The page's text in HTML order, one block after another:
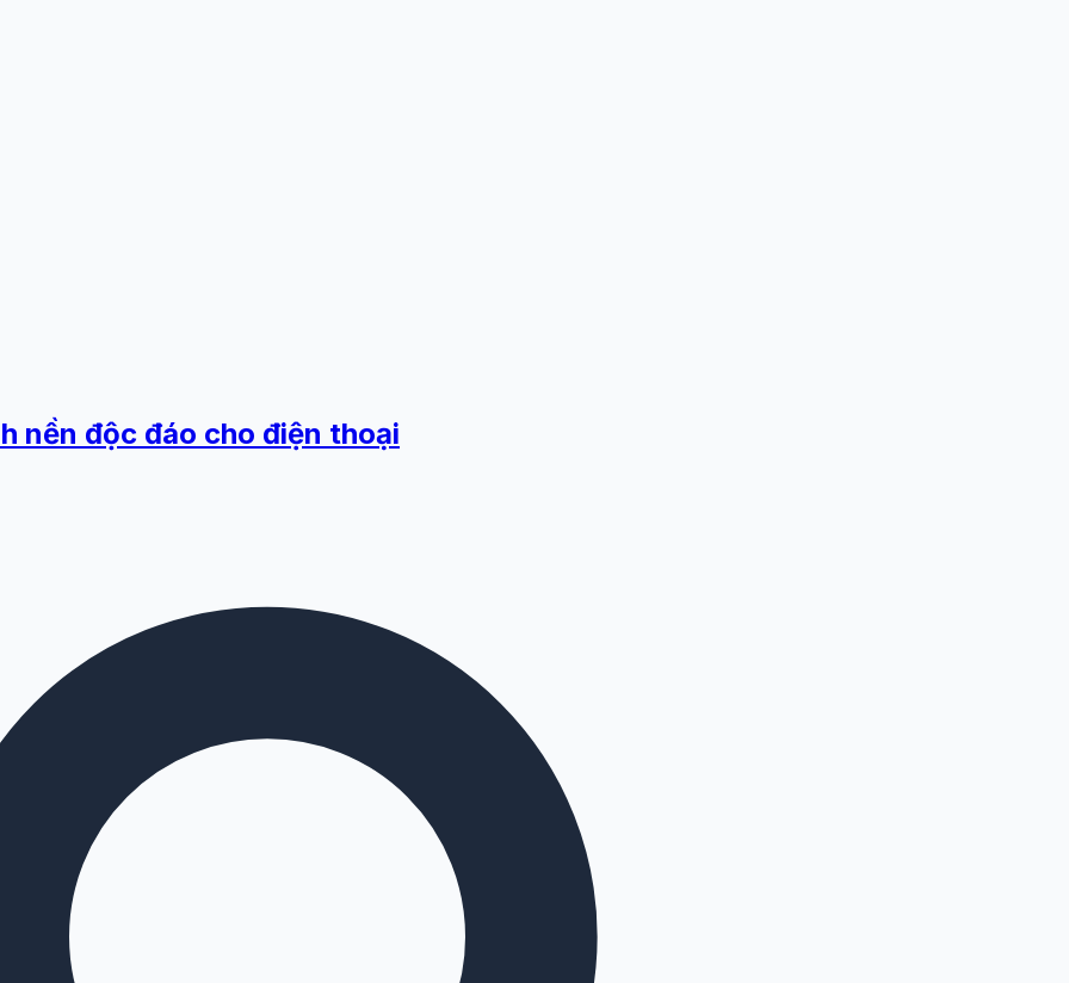
nền độc đáo cho điện thoại